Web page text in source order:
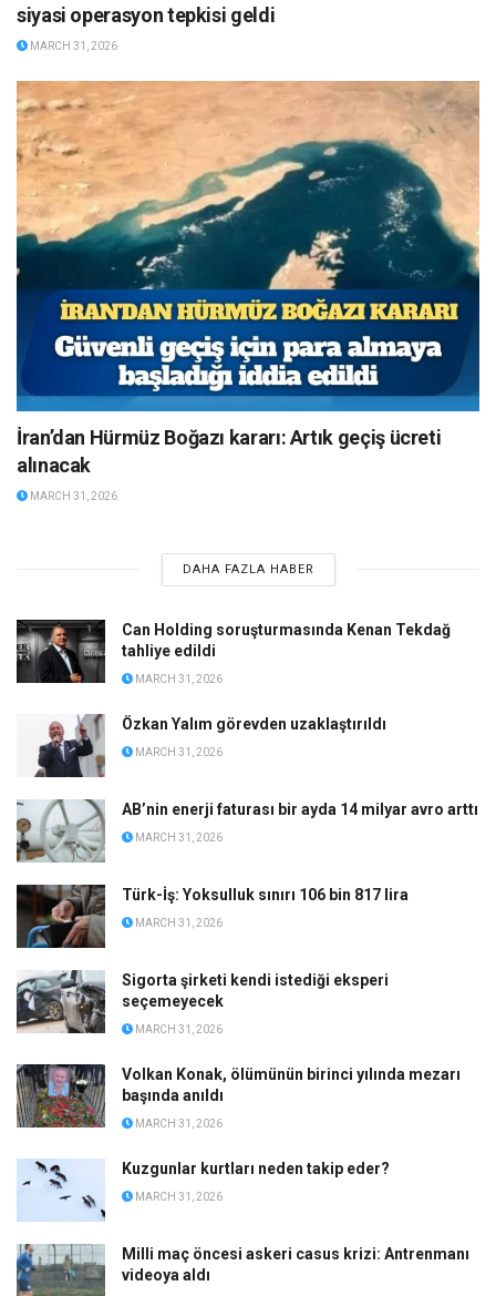
siyasi operasyon tepkisi geldi
MARCH 31, 2026
İran’dan Hürmüz Boğazı kararı: Artık geçiş ücreti
alınacak
MARCH 31, 2026
DAHA FAZLA HABER
Can Holding soruşturmasında Kenan Tekdağ
tahliye edildi
MARCH 31, 2026
Özkan Yalım görevden uzaklaştırıldı
MARCH 31, 2026
AB’nin enerji faturası bir ayda 14 milyar avro arttı
MARCH 31, 2026
Türk-İş: Yoksulluk sınırı 106 bin 817 lira
MARCH 31, 2026
Sigorta şirketi kendi istediği eksperi
seçemeyecek
MARCH 31, 2026
Volkan Konak, ölümünün birinci yılında mezarı
başında anıldı
MARCH 31, 2026
Kuzgunlar kurtları neden takip eder?
MARCH 31, 2026
Milli maç öncesi askeri casus krizi: Antrenmanı
videoya aldı